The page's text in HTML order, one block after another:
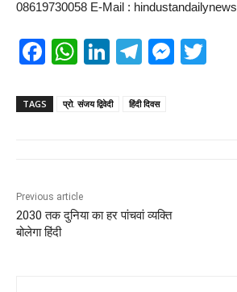
08619730058 E-Mail :
F
c
o
k
W
at
p
Li
k
T
e
M
TAGS प्रो. संजय द्विवेदी हिंदी दिवस
Previous article
2030 तक दुनिया का हर पांचवां व्यक्ति
बोलेगा हिंदी